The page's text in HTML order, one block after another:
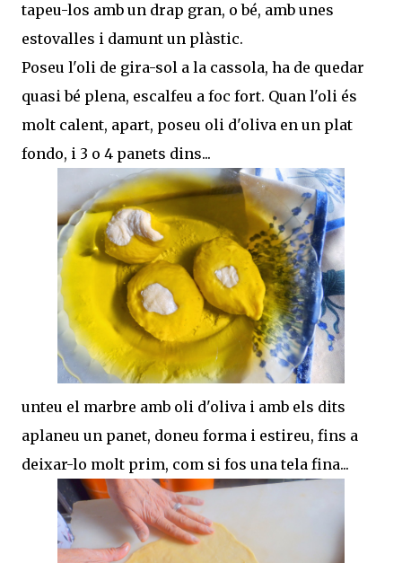
tapeu-los amb un drap gran, o bé, amb unes
estovalles i damunt un plàstic.
Poseu l'oli de gira-sol a la cassola, ha de quedar
quasi bé plena, escalfeu a foc fort. Quan l'oli és
molt calent, apart, poseu oli d'oliva en un plat
fondo, i 3 o 4 panets dins...
unteu el marbre amb oli d'oliva i amb els dits
aplaneu un panet, doneu forma i estireu, fins a
deixar-lo molt prim, com si fos una tela fina...